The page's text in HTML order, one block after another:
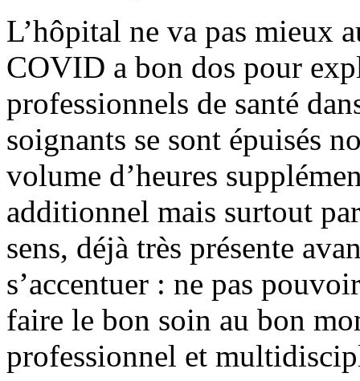
L’hôpital ne va pas mieux
COVID a bon dos pour
professionnels de santé
soignants se sont épuisés
volume d’heures
additionnel mais surtout
sens, déjà très présente
s’accentuer : ne pas
faire le bon soin au bon
professionnel et